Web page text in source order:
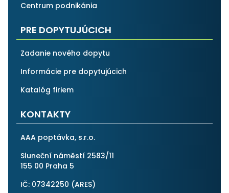
Centrum podnikánia
PRE DOPYTUJÚCICH
Zadanie nového dopytu
Informácie pre dopytujúcich
Katalóg firiem
KONTAKTY
AAA poptávka, s.r.o.
Sluneční náměstí 2583/11
155 00 Praha 5
IČ: 07342250 (ARES)